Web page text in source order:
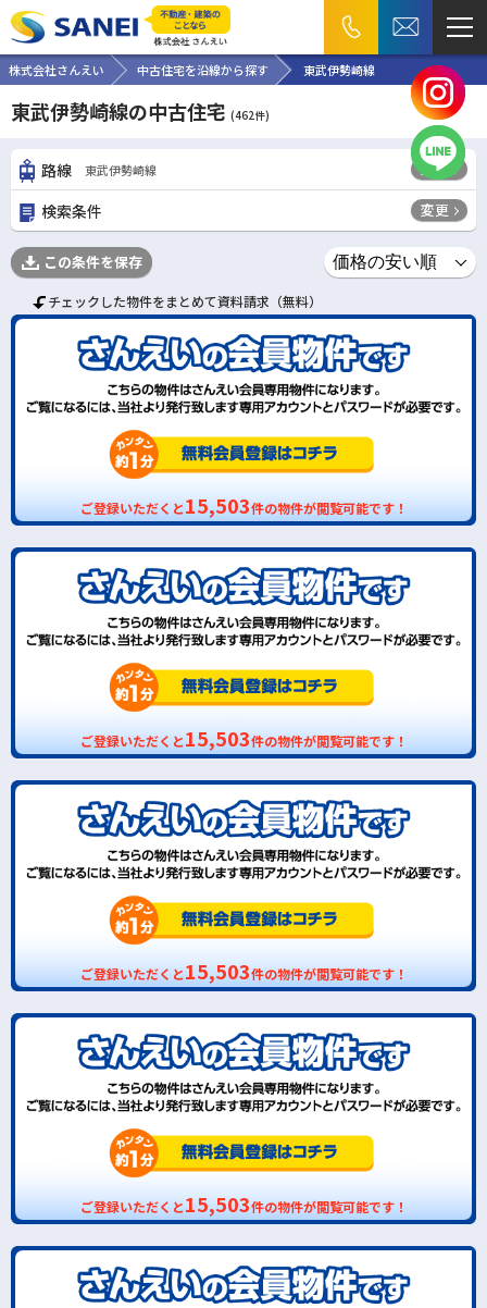
株式会社さんえい 中古住宅を沿線から探す 東武伊勢崎線
東武伊勢崎線の中古住宅 (462件)
路線 東武伊勢崎線 変更
検索条件 変更
この条件を保存
チェックした物件をまとめて資料請求（無料）
ご登録いただくと15,503件の物件が閲覧可能です！
ご登録いただくと15,503件の物件が閲覧可能です！
ご登録いただくと15,503件の物件が閲覧可能です！
ご登録いただくと15,503件の物件が閲覧可能です！